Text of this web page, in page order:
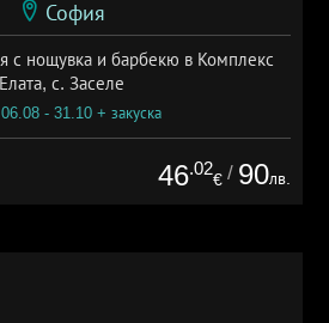
София
с нощувка и барбекю в Комплекс
Елата, с. Заселе
- 31.10 + закуска
46.02
€ / 90лв.